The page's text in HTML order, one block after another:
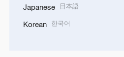
Japanese 日本語
Korean 한국어